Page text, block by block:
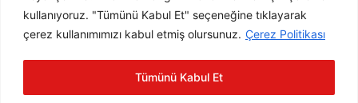
kullanıyoruz. "Tümünü Kabul Et" seçeneğine tıklayarak
çerez kullanımımızı kabul etmiş olursunuz. Çerez Politikası
Tümünü Kabul Et
ABONE OL